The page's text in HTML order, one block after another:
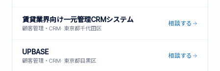
賃貸業界向け一元管理CRMシステム
顧客管理・CRM· 東京都千代田区
相談する
UPBASE
顧客管理・CRM· 東京都目黒区
相談する